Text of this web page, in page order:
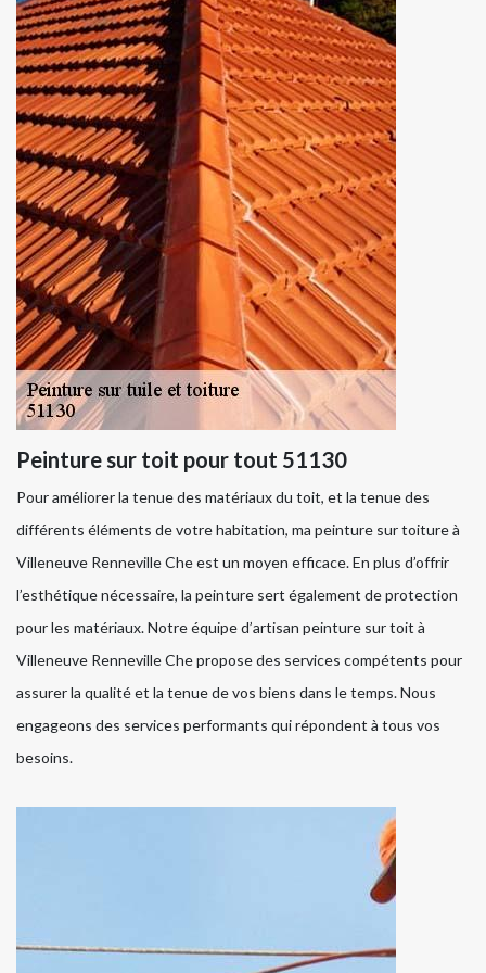
Peinture sur toit pour tout 51130
Pour améliorer la tenue des matériaux du toit, et la tenue des
différents éléments de votre habitation, ma peinture sur toiture à
Villeneuve Renneville Che est un moyen efficace. En plus d’offrir
l’esthétique nécessaire, la peinture sert également de protection
pour les matériaux. Notre équipe d’artisan peinture sur toit à
Villeneuve Renneville Che propose des services compétents pour
assurer la qualité et la tenue de vos biens dans le temps. Nous
engageons des services performants qui répondent à tous vos
besoins.